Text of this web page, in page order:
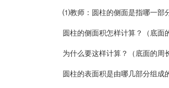
⑴教师：圆柱的侧面是指哪一部
圆柱的侧面积怎样计算？（底面
为什么要这样计算？（底面的周
圆柱的表面积是由哪几部分组成